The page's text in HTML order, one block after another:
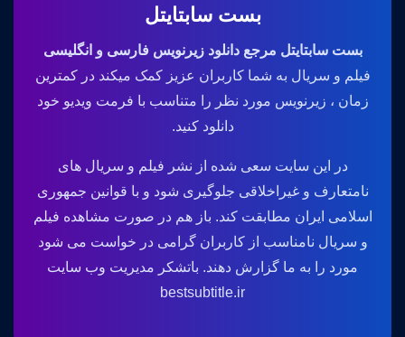
بست سابتایتل
بست سابتایتل مرجع دانلود زیرنویس فارسی و انگلیسی
فیلم و سریال به شما کاربران عزیز کمک میکند در کمترین
زمان ، زیرنویس مورد نظر را متناسب با فرمت ویدیو خود
دانلود کنید.
در این سایت سعی شده از نشر فیلم و سریال های
نامتعارف و غیراخلاقی جلوگیری شود و با قوانین جمهوری
اسلامی ایران مطابقت کند. باز هم در صورت مشاهده فیلم
و سریال نامناسب از کاربران گرامی در خواست می شود
مورد را به ما گزارش دهند. باتشکر مدیریت وب سایت
bestsubtitle.ir